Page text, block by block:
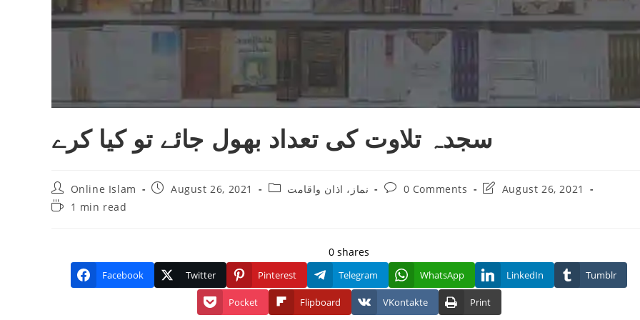
سجدہ تلاوت کی تعداد بھول جائے تو کیا کرے
Post
author:
Online Islam
PostAugust 26, 2021
Postنماز، اذان واقامت
Post0 Comments
PostAugust 26, 2021
Reading1 min read
0 shares
Facebook Twitter Pinterest Telegram WhatsApp LinkedIn Tumblr
Pocket Flipboard VKontakte Print